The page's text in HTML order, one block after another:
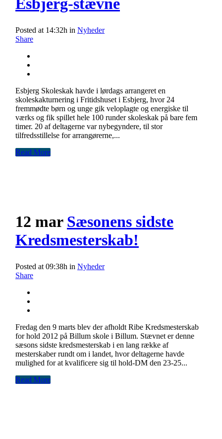
Posted at 14:32h in Nyheder
Share
Esbjerg Skoleskak havde i lørdags arrangeret en
skoleskakturnering i Fritidshuset i Esbjerg, hvor 24
fremmødte børn og unge gik veloplagte og energiske til
værks og fik spillet hele 100 runder skoleskak på bare fem
timer. 20 af deltagerne var nybegyndere, til stor
tilfredsstillelse for arrangørerne,...
Read More
12 mar Sæsonens sidste
Kredsmesterskab!
Posted at 09:38h in Nyheder
Share
Fredag den 9 marts blev der afholdt Ribe Kredsmesterskab
for hold 2012 på Billum skole i Billum. Stævnet er denne
sæsons sidste kredsmesterskab i en lang række af
mesterskaber rundt om i landet, hvor deltagerne havde
mulighed for at kvalificere sig til hold-DM den 23-25...
Read More